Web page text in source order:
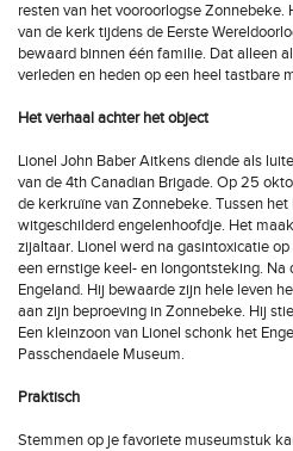
resten van het vooroorlogse
van de kerk tijdens de Eerste
bewaard binnen één familie. Dat alleen
verleden en heden op een heel tastbare
Het verhaal achter het object
Lionel John Baber Aitkens diende als
van de 4th Canadian Brigade. Op 25
de kerkruïne van Zonnebeke. Tussen
witgeschilderd engelenhoofdje. Het
zijaltaar. Lionel werd na gasintoxicatie
een ernstige keel- en longontsteking. Na
Engeland. Hij bewaarde zijn hele leven
aan zijn beproeving in Zonnebeke. Hij
Een kleinzoon van Lionel schonk het
Passchendaele Museum.
Praktisch
Stemmen op je favoriete museumstuk